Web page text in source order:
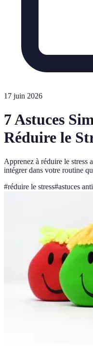
17 juin 2026
7 Astuces
Réduire le
Apprenez à réduire le stress
intégrer dans votre routine
#réduire le stress#astuces